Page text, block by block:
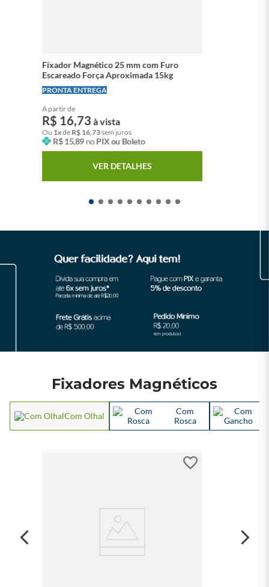
Fixador Magnético 25 mm com Furo
Escareado Força Aproximada 15kg
LEVE + PAGUE -
PRONTA ENTREGA
A partir de
R$ 16,73 à vista
Ou 1xde R$ 16,73sem juros
R$ 15,89 noPIX ou Boleto
VER DETALHES
Fixadores Magnéticos
Com Olhal
Com
Rosca